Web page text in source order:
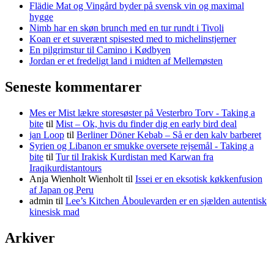
Flädie Mat og Vingård byder på svensk vin og maximal
hygge
Nimb har en skøn brunch med en tur rundt i Tivoli
Koan er et suverænt spisested med to michelinstjerner
En pilgrimstur til Camino i Kødbyen
Jordan er et fredeligt land i midten af Mellemøsten
Seneste kommentarer
Mes er Mist lækre storesøster på Vesterbro Torv - Taking a
bite til Mist – Ok, hvis du finder dig en early bird deal
jan Loop til Berliner Döner Kebab – Så er den kalv barberet
Syrien og Libanon er smukke oversete rejsemål - Taking a
bite til Tur til Irakisk Kurdistan med Karwan fra
Iraqikurdistantours
Anja Wienholt Wienholt til Issei er en eksotisk køkkenfusion
af Japan og Peru
admin til Lee’s Kitchen Åboulevarden er en sjælden autentisk
kinesisk mad
Arkiver